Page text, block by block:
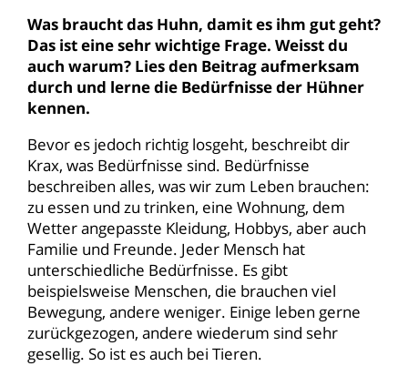
Was braucht das Huhn, damit es ihm gut geht?
Das ist eine sehr wichtige Frage. Weisst du
auch warum? Lies den Beitrag aufmerksam
durch und lerne die Bedürfnisse der Hühner
kennen.
Bevor es jedoch richtig losgeht, beschreibt dir
Krax, was Bedürfnisse sind. Bedürfnisse
beschreiben alles, was wir zum Leben brauchen:
zu essen und zu trinken, eine Wohnung, dem
Wetter angepasste Kleidung, Hobbys, aber auch
Familie und Freunde. Jeder Mensch hat
unterschiedliche Bedürfnisse. Es gibt
beispielsweise Menschen, die brauchen viel
Bewegung, andere weniger. Einige leben gerne
zurückgezogen, andere wiederum sind sehr
gesellig. So ist es auch bei Tieren.